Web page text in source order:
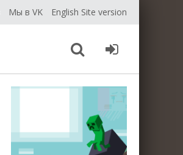
Мы в VK English Site version